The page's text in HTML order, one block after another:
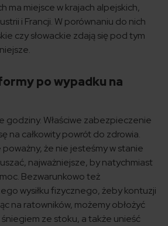
ma miejsce w krajach alpejskich,
i Francji. W porównaniu do nich
czy słowackie zdają się pod tym
po wypadku na
godziny. Właściwe zabezpieczenie
na całkowity powrót do zdrowia.
że nie jesteśmy w stanie
najważniejsze, by natychmiast
Bezwarunkowo też
wysiłku fizycznego, żeby kontuzji
na ratowników, możemy obłożyć
ze stoku, a także unieść